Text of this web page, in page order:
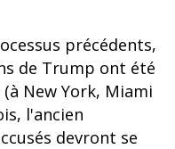
précédents,
de Trump ont été
New York, Miami
l'ancien
devront se